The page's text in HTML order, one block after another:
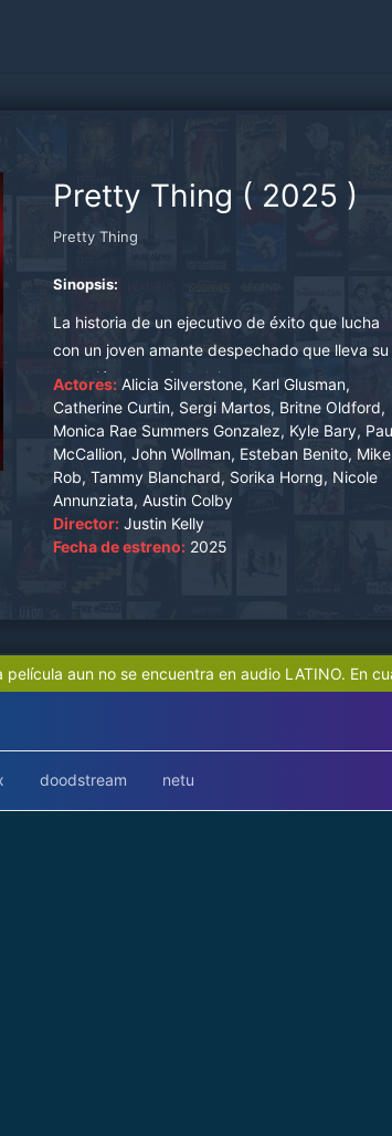
Pretty Thing ( 2025 )
Pretty Thing
Sinopsis:
La historia de un ejecutivo de éxito que lucha
con un joven amante despechado que lleva su
obsesión demasiado lejos.
Actores: Alicia Silverstone, Karl Glusman,
Catherine Curtin, Sergi Martos, Britne Oldford,
Monica Rae Summers Gonzalez, Kyle Bary,
McCallion, John Wollman, Esteban Benito, Mike
Rob, Tammy Blanchard, Sorika Horng, Nicole
Annunziata, Austin Colby
Director: Justin Kelly
Fecha de estreno: 2025
película aun no se encuentra en audio LATINO. En
doodstream netu